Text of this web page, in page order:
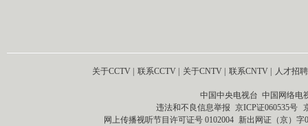
关于CCTV | 联系CCTV | 关于CNTV | 联系CNTV | 人才招聘
中国中央电视台 中国网络电
违法和不良信息举报 京ICP证060535号
网上传播视听节目许可证号 0102004 新出网证（京）